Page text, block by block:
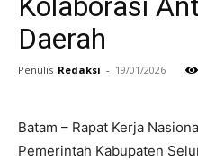
Daerah
Penulis Redaksi - 19/01/2026
Batam – Rapat Kerja
Pemerintah Kabupaten